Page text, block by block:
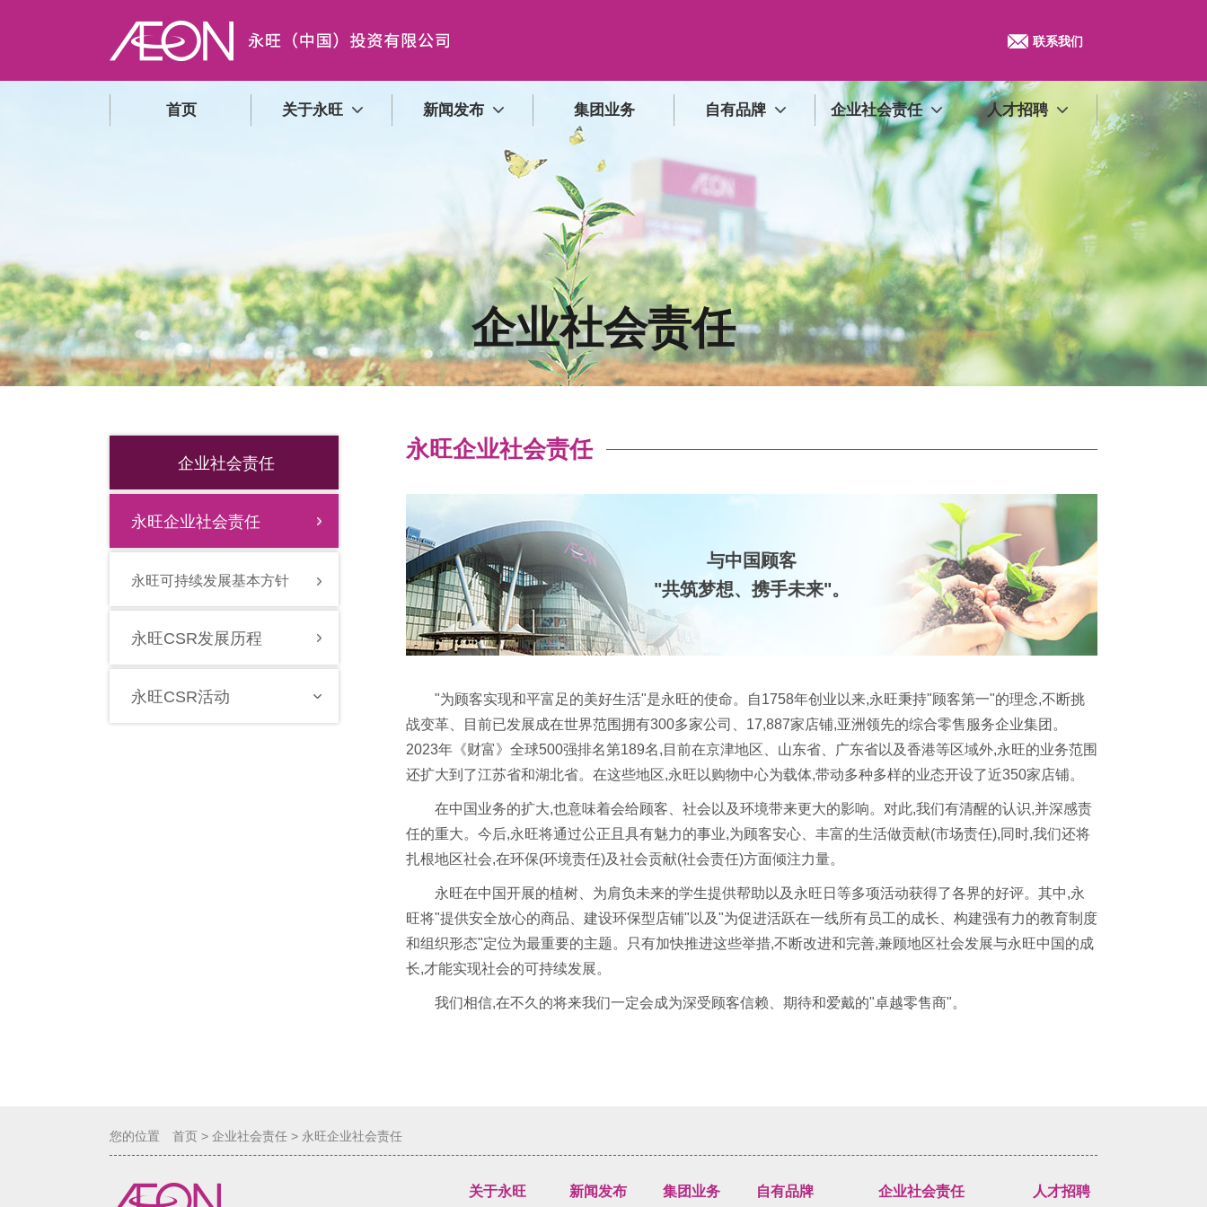
联系我们
首页 关于永旺 新闻发布 集团业务 自有品牌 企业社会责任 人才招聘
企业社会责任
企业社会责任
永旺企业社会责任
永旺可持续发展基本方针
永旺CSR发展历程
永旺CSR活动
永旺企业社会责任
与中国顾客
"共筑梦想、携手未来"。
"为顾客实现和平富足的美好生活"是永旺的使命。自1758年创业以来,永旺秉持"顾客第一"的理念,不断挑
战变革、目前已发展成在世界范围拥有300多家公司、17,887家店铺,亚洲领先的综合零售服务企业集团。
2023年《财富》全球500强排名第189名,目前在京津地区、山东省、广东省以及香港等区域外,永旺的业务范围
还扩大到了江苏省和湖北省。在这些地区,永旺以购物中心为载体,带动多种多样的业态开设了近350家店铺。
在中国业务的扩大,也意味着会给顾客、社会以及环境带来更大的影响。对此,我们有清醒的认识,并深感责
任的重大。今后,永旺将通过公正且具有魅力的事业,为顾客安心、丰富的生活做贡献(市场责任),同时,我们还将
扎根地区社会,在环保(环境责任)及社会贡献(社会责任)方面倾注力量。
永旺在中国开展的植树、为肩负未来的学生提供帮助以及永旺日等多项活动获得了各界的好评。其中,永
旺将"提供安全放心的商品、建设环保型店铺"以及"为促进活跃在一线所有员工的成长、构建强有力的教育制度
和组织形态"定位为最重要的主题。只有加快推进这些举措,不断改进和完善,兼顾地区社会发展与永旺中国的成
长,才能实现社会的可持续发展。
我们相信,在不久的将来我们一定会成为深受顾客信赖、期待和爱戴的"卓越零售商"。
您的位置 首页 > 企业社会责任 > 永旺企业社会责任
关于永旺 新闻发布 集团业务 自有品牌 企业社会责任 人才招聘